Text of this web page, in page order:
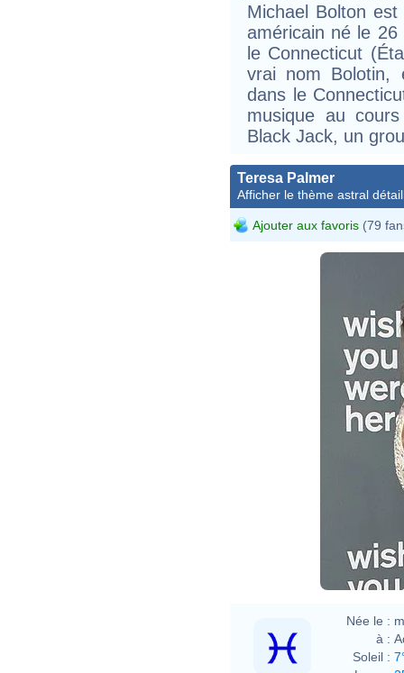
Michael Bolton
américain né le
le Connecticut
vrai nom Bolotin,
dans le
musique au
Black Jack, un
Teresa Palmer
Afficher le thème astral
Ajouter aux favoris (79
Née le :
à :
Soleil :